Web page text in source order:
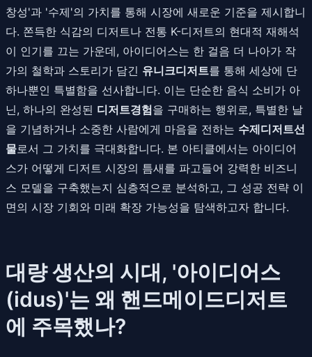
창성'과 '수제'의 가치를 통해 시장에 새로운 기준을 제시합니
다. 쫀득한 식감의 디저트나 전통 K-디저트의 현대적 재해석
이 인기를 끄는 가운데, 아이디어스는 한 걸음 더 나아가 작
가의 철학과 스토리가 담긴 유니크디저트를 통해 세상에 단
하나뿐인 특별함을 선사합니다. 이는 단순한 음식 소비가 아
닌, 하나의 완성된 디저트경험을 구매하는 행위로, 특별한 날
을 기념하거나 소중한 사람에게 마음을 전하는 수제디저트선
물로서 그 가치를 극대화합니다. 본 아티클에서는 아이디어
스가 어떻게 디저트 시장의 틈새를 파고들어 강력한 비즈니
스 모델을 구축했는지 심층적으로 분석하고, 그 성공 전략 이
면의 시장 기회와 미래 확장 가능성을 탐색하고자 합니다.
대량 생산의 시대, '아이디어스
(idus)'는 왜 핸드메이드디저트
에 주목했나?